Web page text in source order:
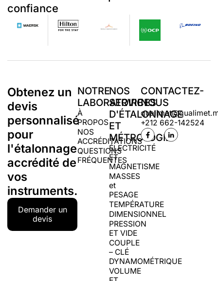
confiance
Obtenez un
devis
personnalisé
pour
l'étalonnage
accrédité de
vos
instruments.
Demander un
devis
NOTRE
LABORATOIRE
À
PROPOS
NOS
ACCRÉDITATIONS
QUESTIONS
FRÉQUENTES
NOS
SERVICES
D'ÉTALONNAGE
ET
MÉTROLOGIE
ÉLECTRICITÉ
ET
MAGNETISME
MASSES
et
PESAGE
TEMPÉRATURE
DIMENSIONNEL
PRESSION
ET VIDE
COUPLE
– CLÉ
DYNAMOMÉTRIQUE
VOLUME
CONTACTEZ-
NOUS
+212 662-142524